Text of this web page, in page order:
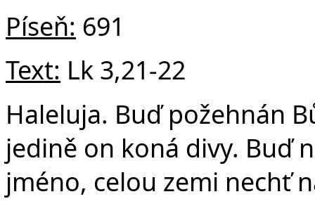
Píseň: 691
Text: Lk 3,21-22
Haleluja. Buď požehnán
jedině on koná divy. Buď
jméno, celou zemi nechť